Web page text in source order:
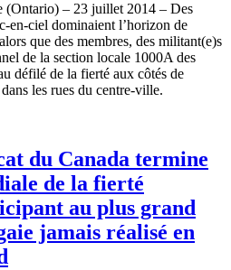
(Ontario) – 23 juillet 2014 – Des
en-ciel dominaient l’horizon de
que des membres, des militant(e)s
de la section locale 1000A des
défilé de la fierté aux côtés de
les rues du centre-ville.
du Canada termine
de la fierté
au plus grand
jamais réalisé en